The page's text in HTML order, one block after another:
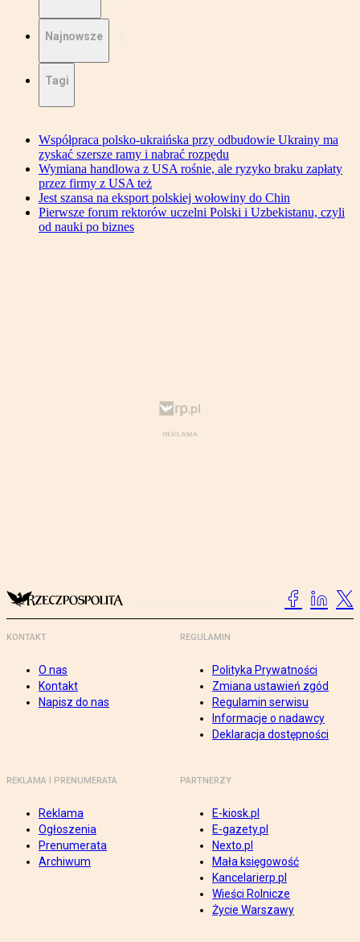
Najnowsze
Tagi
Współpraca polsko-ukraińska przy odbudowie Ukrainy ma
zyskać szersze ramy i nabrać rozpędu
Wymiana handlowa z USA rośnie, ale ryzyko braku zapłaty
przez firmy z USA też
Jest szansa na eksport polskiej wołowiny do Chin
Pierwsze forum rektorów uczelni Polski i Uzbekistanu, czyli
od nauki po biznes
KONTAKT
O nas
Kontakt
Napisz do nas
REGULAMIN
Polityka Prywatności
Zmiana ustawień zgód
Regulamin serwisu
Informacje o nadawcy
Deklaracja dostępności
REKLAMA I PRENUMERATA
Reklama
Ogłoszenia
Prenumerata
Archiwum
PARTNERZY
E-kiosk.pl
E-gazety.pl
Nexto.pl
Mała księgowość
Kancelarierp.pl
Wieści Rolnicze
Życie Warszawy